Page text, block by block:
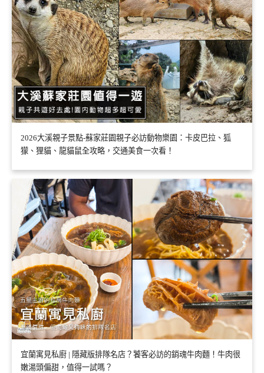
2026大溪親子景點-蘇家莊園親子必訪動物樂園：卡皮巴拉、狐
獴、狸貓、龍貓鼠全攻略，交通美食一次看！
宜蘭寓見私廚 | 隱藏版排隊名店？饕客必訪的銷魂牛肉麵！牛肉很
嫩湯頭偏甜，值得一試嗎？